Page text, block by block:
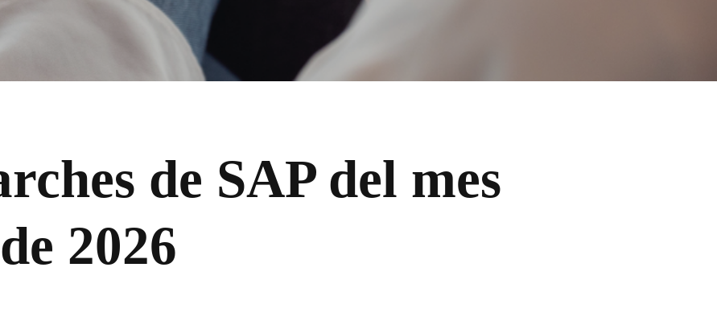
de SAP del mes
2026